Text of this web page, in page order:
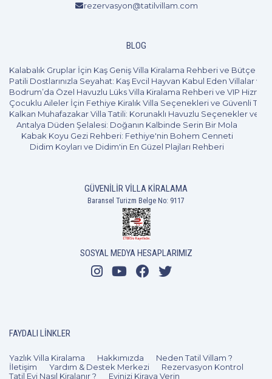
rezervasyon@tatilvillam.com
BLOG
Kalabalık Gruplar İçin Kaş Geniş Villa Kiralama Rehberi ve Bütçe
Patili Dostlarınızla Seyahat: Kaş Evcil Hayvan Kabul Eden Villalar ve
Bodrum’da Özel Havuzlu Lüks Villa Kiralama Rehberi ve VIP
Çocuklu Aileler İçin Fethiye Kiralık Villa Seçenekleri ve Güvenli
Kalkan Muhafazakar Villa Tatili: Korunaklı Havuzlu Seçenekler ve
Antalya Düden Şelalesi: Doğanın Kalbinde Serin Bir Mola
Kabak Koyu Gezi Rehberi: Fethiye'nin Bohem Cenneti
Didim Koyları ve Didim'in En Güzel Plajları Rehberi
GÜVENILIR VILLA KIRALAMA
Baransel Turizm Belge No: 9117
SOSYAL MEDYA HESAPLARIMIZ
FAYDALI LINKLER
Yazlık Villa Kiralama Hakkımızda
Neden Tatil Villam ?
İletişim
Yardım & Destek Merkezi
Rezervasyon Kontrol
Tatil Evi Nasıl Kiralanır ?
Evinizi Kiraya Verin